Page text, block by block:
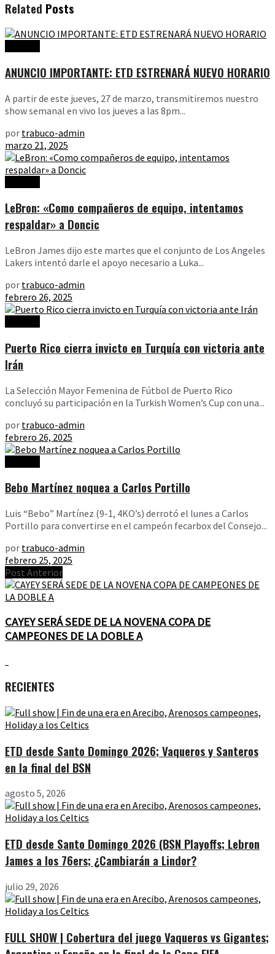
Related Posts
ANUNCIO IMPORTANTE: ETD ESTRENARÁ NUEVO HORARIO
A partir de este jueves, 27 de marzo, transmitiremos nuestro
show semanal en vivo los jueves a las 8pm...
por trabuco-admin
marzo 21, 2025
LeBron: «Como compañeros de equipo, intentamos
respaldar» a Doncic
LeBron James dijo este martes que el conjunto de Los Angeles
Lakers intentó darle el apoyo necesario a Luka...
por trabuco-admin
febrero 26, 2025
Puerto Rico cierra invicto en Turquía con victoria ante
Irán
La Selección Mayor Femenina de Fútbol de Puerto Rico
concluyó su participación en la Turkish Women’s Cup con una...
por trabuco-admin
febrero 26, 2025
Bebo Martínez noquea a Carlos Portillo
Luis “Bebo” Martínez (9-1, 4KO’s) derrotó el lunes a Carlos
Portillo para convertirse en el campeón fecarbox del Consejo...
por trabuco-admin
febrero 25, 2025
Post Anterior
CAYEY SERÁ SEDE DE LA NOVENA COPA DE
CAMPEONES DE LA DOBLE A
RECIENTES
ETD desde Santo Domingo 2026; Vaqueros y Santeros
en la final del BSN
agosto 5, 2026
ETD desde Santo Domingo 2026 (BSN Playoffs; Lebron
James a los 76ers; ¿Cambiarán a Lindor?
julio 29, 2026
FULL SHOW | Cobertura del juego Vaqueros vs Gigantes;